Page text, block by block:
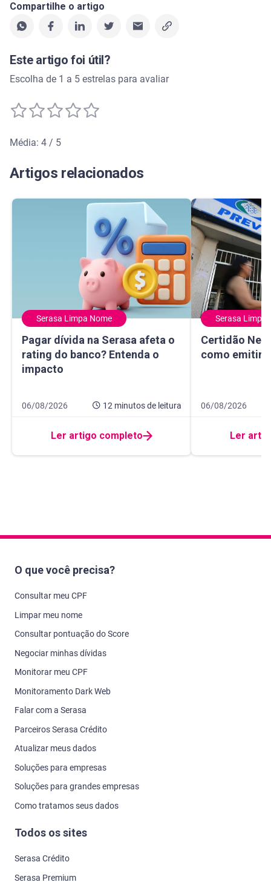
Compartilhe o artigo
Este artigo foi útil?
Escolha de 1 a 5 estrelas para avaliar
Média: 4 / 5
Artigos relacionados
Serasa Limpa Nome
Pagar dívida na Serasa afeta o
rating do banco? Entenda o
impacto
Pagar dívida na Serasa afeta o rating do banco? Entenda
Data de publicação 6 de agosto de 2026
06/08/2026 12 minutosde leitura
12 minutos de leitura
Ler artigo completo
Serasa Limpa
Certidão
como emitir
Certidão
Data de
06/08/2026
8 minutos de
Ler
O que você precisa?
Consultar meu CPF
Limpar meu nome
Consultar pontuação do Score
Negociar minhas dívidas
Monitorar meu CPF
Monitoramento Dark Web
Falar com a Serasa
Parceiros Serasa Crédito
Atualizar meus dados
Soluções para empresas
Soluções para grandes empresas
Como tratamos seus dados
Todos os sites
Serasa Crédito
Serasa Premium